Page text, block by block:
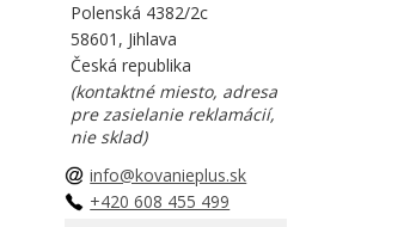
Polenská 4382/2c
58601, Jihlava
Česká republika
(kontaktné miesto, adresa
pre zasielanie reklamácií,
nie sklad)
info@kovanieplus.sk
+420 608 455 499